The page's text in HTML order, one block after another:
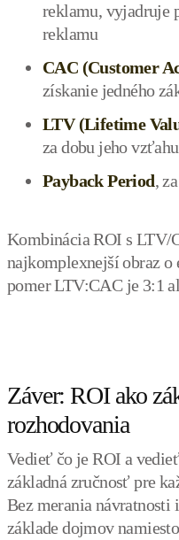
reklamu, vyjadruje
reklamu
CAC (Customer
získanie jedného
LTV (Lifetime
za dobu jeho
Payback Period,
Kombinácia ROI s LTV/
najkomplexnejší obraz
pomer LTV:CAC je 3:1
Záver: ROI ako
rozhodovania
Vedieť čo je ROI a
základná zručnosť pre
Bez merania návratnosti
základe dojmov